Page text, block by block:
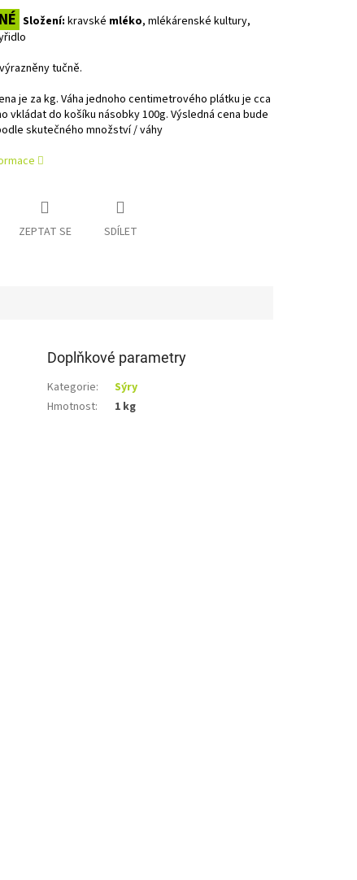
Složení: kravské mléko, mlékárenské kultury,
tučně.
je za kg. Váha jednoho centimetrového plátku je cca
vkládat do košíku násobky 100g. Výsledná cena bude
skutečného množství / váhy
ZEPTAT SE SDÍLET
Doplňkové parametry
Kategorie:
Sýry
Hmotnost: 1 kg